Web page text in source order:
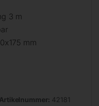
3 m
mm
Artikelnummer: 42181